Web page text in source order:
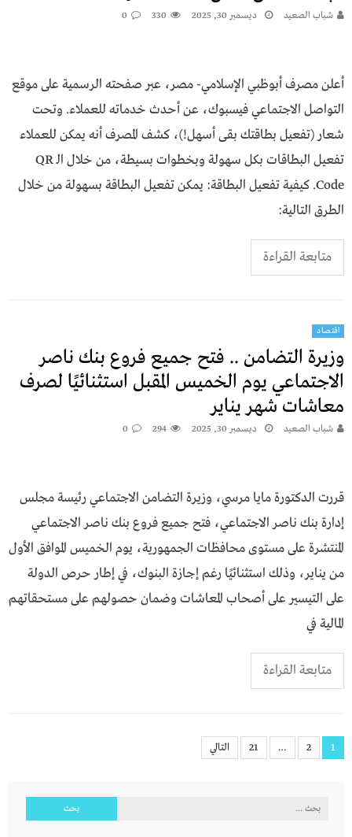
شباب الصعيد ديسمبر 30, 2025 330
0
أعلن مصرف أبوظبي الإسلامي- مصر، عبر صفحته الرسمية على موقع
التواصل الاجتماعي فيسبوك، عن أحدث خدماته للعملاء. وتحت
شعار (تفعيل بطاقتك بقى أسهل!)، كشف المصرف أنه يمكن للعملاء
تفعيل البطاقات بكل سهولة وبخطوات بسيطة، من خلال الـ QR
Code. كيفية تفعيل البطاقة: يمكن تفعيل البطاقة بسهولة من خلال
الطرق التالية:
متابعة القراءة
اقتصاد
وزيرة التضامن .. فتح جميع فروع بنك ناصر
الاجتماعي يوم الخميس المقبل استثنائيًا لصرف
معاشات شهر يناير
شباب الصعيد ديسمبر 30, 2025 294
0
قررت الدكتورة مايا مرسي، وزيرة التضامن الاجتماعي رئيسة مجلس
إدارة بنك ناصر الاجتماعي، فتح جميع فروع بنك ناصر الاجتماعي
المنتشرة على مستوى محافظات الجمهورية، يوم الخميس الموافق الأول
من يناير، وذلك استثنائيًا رغم إجازة البنوك، في إطار حرص الدولة
على التيسير على أصحاب المعاشات وضمان حصولهم على مستحقاتهم
المالية في
متابعة القراءة
تعدد
1
2
…
21 التالي
البحث